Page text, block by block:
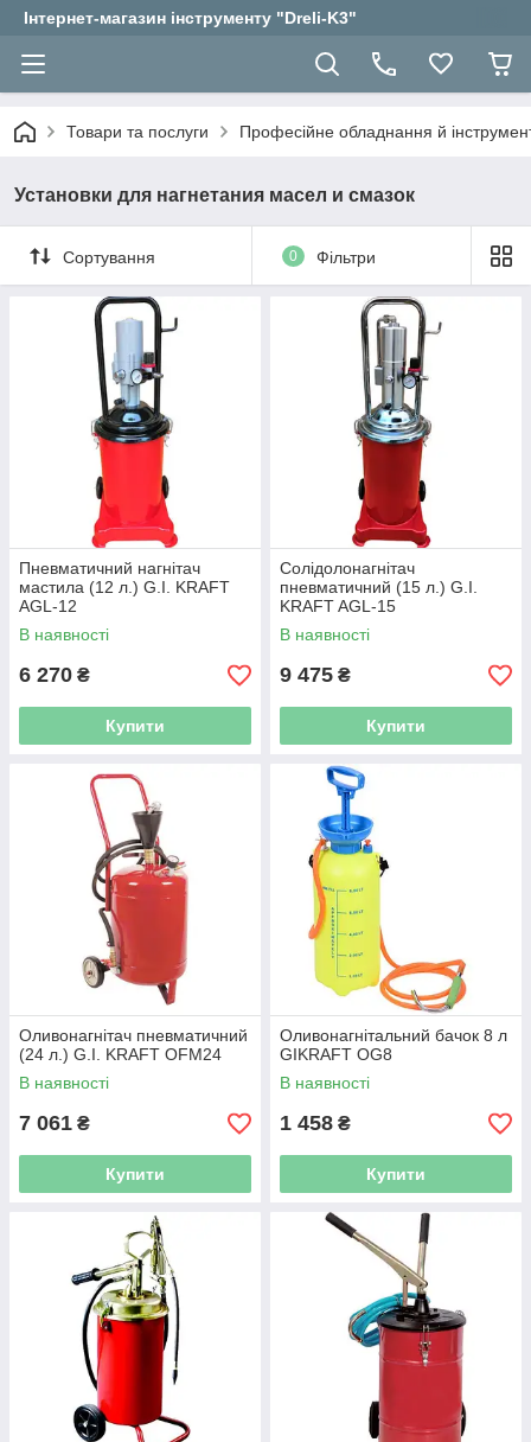
Інтернет-магазин інструменту "Dreli-K3"
Товари та послуги Професійне обладнання й
Установки для нагнетания масел и смазок
Сортування 0 Фільтри
Пневматичний нагнітач
мастила (12 л.) G.I. KRAFT
AGL-12
В наявності
6 270 ₴
Купити
Солідолонагнітач
пневматичний (15 л.) G.I.
KRAFT AGL-15
В наявності
9 475 ₴
Купити
Оливонагнітач пневматичний
(24 л.) G.I. KRAFT OFM24
В наявності
7 061 ₴
Купити
Оливонагнітальний бачок 8 л
GIKRAFT OG8
В наявності
1 458 ₴
Купити